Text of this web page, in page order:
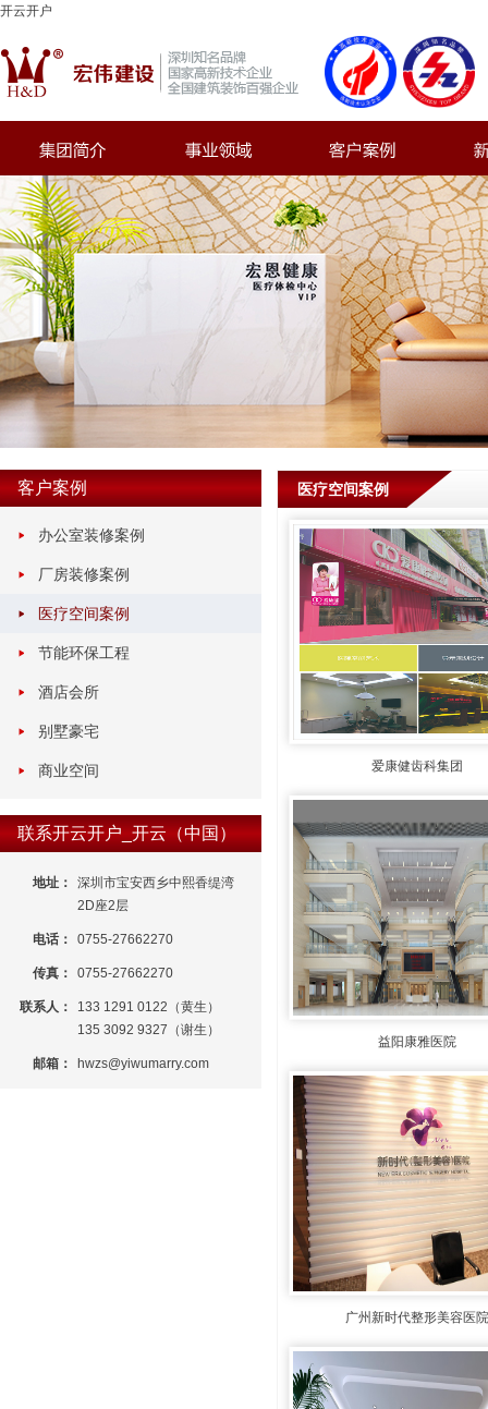
开云开户
客户案例
办公室装修案例
厂房装修案例
医疗空间案例
节能环保工程
酒店会所
别墅豪宅
商业空间
联系开云开户_开云（中国）
地址：
深圳市宝安西乡中熙香缇湾
2D座2层
电话： 0755-27662270
传真： 0755-27662270
联系人：
133 1291 0122（黄生）
135 3092 9327（谢生）
邮箱： hwzs@yiwumarry.com
医疗空间案例
爱康健齿科集团
益阳康雅医院
广州新时代整形美容医院